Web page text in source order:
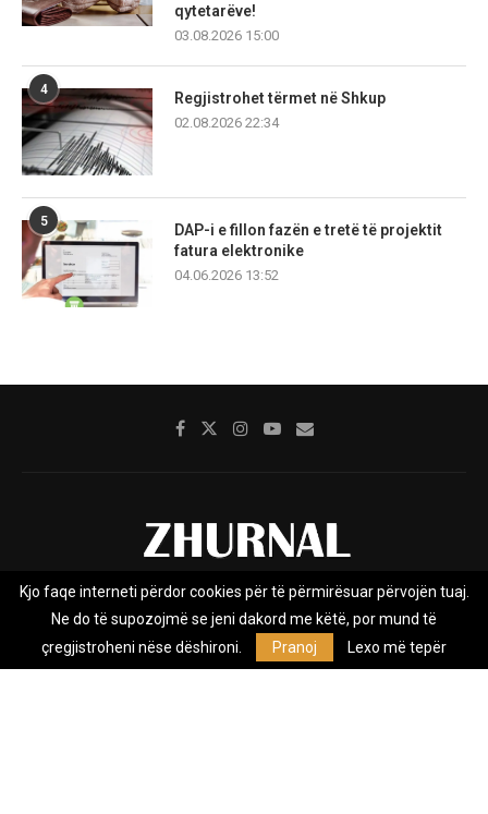
qytetarëve!
03.08.2026 15:00
4
Regjistrohet tërmet në Shkup
02.08.2026 22:34
5
DAP-i e fillon fazën e tretë të projektit
fatura elektronike
04.06.2026 13:52
Rreth nesh Impresumi Marketing
Privacy Policy
Zhurnal.mk është Agjenci e Lajmeve e pavarur, e themeluar në vitin
Kjo faqe interneti përdor cookies për të përmirësuar përvojën tuaj.
Ne do të supozojmë se jeni dakord me këtë, por mund të
çregjistroheni nëse dëshironi.
Pranoj Lexo më tepër